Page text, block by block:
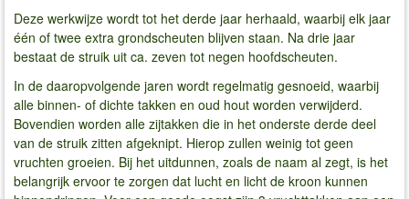
Deze werkwijze wordt tot het derde jaar herhaald, waarbij elk jaar
één of twee extra grondscheuten blijven staan. Na drie jaar
bestaat de struik uit ca. zeven tot negen hoofdscheuten.
In de daaropvolgende jaren wordt regelmatig gesnoeid, waarbij
alle binnen- of dichte takken en oud hout worden verwijderd.
Bovendien worden alle zijtakken die in het onderste derde deel
van de struik zitten afgeknipt. Hierop zullen weinig tot geen
vruchten groeien. Bij het uitdunnen, zoals de naam al zegt, is het
belangrijk ervoor te zorgen dat lucht en licht de kroon kunnen